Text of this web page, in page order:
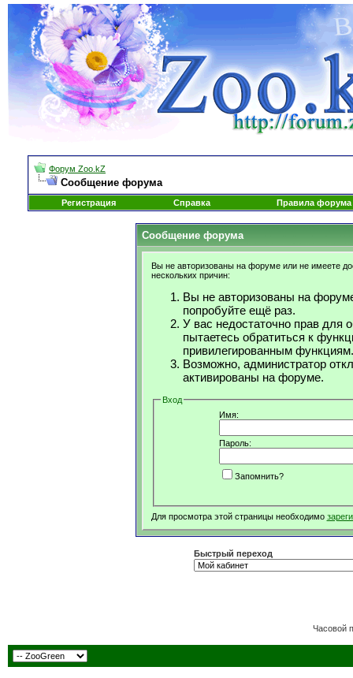
Форум Zoo.kZ
Сообщение форума
Регистрация Справка Правила форума
Сообщение форума
Вы не авторизованы на форуме или не имеете
нескольких причин:
Вы не авторизованы на
попробуйте ещё раз.
У вас недостаточно прав для
пытаетесь обратиться к
привилегированным функциям.
Возможно, администратор
активированы на форуме.
Вход
Имя:
Пароль:
Запомнить?
Для просмотра этой страницы необходимо
Быстрый переход
Часовой